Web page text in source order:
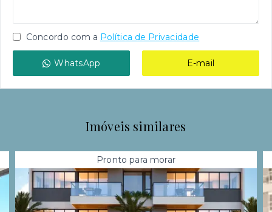
Concordo com a Política de Privacidade
WhatsApp E-mail
Imóveis similares
Pronto para morar